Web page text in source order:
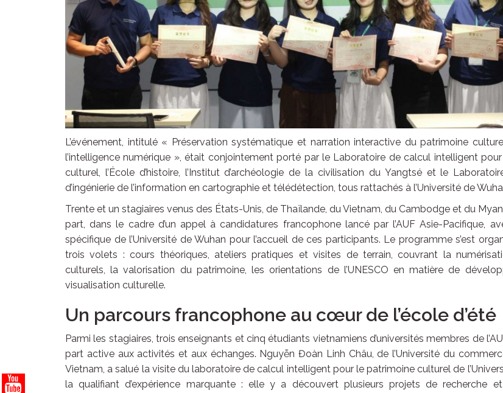
L’événement, intitulé « Préservation systématique et narration interactive du patrimoine
l’intelligence numérique », était conjointement porté par le Laboratoire de calcul intelligent
culturel, l’École d’histoire, l’Institut d’archéologie de la civilisation du Yangtsé et le
d’ingénierie de l’information en cartographie et télédétection, tous rattachés à l’Université de
Trente et un stagiaires venus des États-Unis, de Thaïlande, du Vietnam, du Cambodge et du
part, dans le cadre d’un appel à candidatures francophone lancé par l’AUF Asie-Pacifique,
spécifique de l’Université de Wuhan pour l’accueil de ces participants. Le programme s’est
trois volets : cours théoriques, ateliers pratiques et visites de terrain, couvrant la
culturels, la valorisation du patrimoine, les orientations de l’UNESCO en matière de
visualisation culturelle.
Un parcours francophone au cœur de l’école d’été
Parmi les stagiaires, trois enseignants et cinq étudiants vietnamiens d’universités membres de
part active aux activités et aux échanges. Nguyễn Đoàn Linh Châu, de l’Université du
Vietnam, a salué la visite du laboratoire de calcul intelligent pour le patrimoine culturel de
la qualifiant d’expérience marquante : elle y a découvert plusieurs projets de recherche